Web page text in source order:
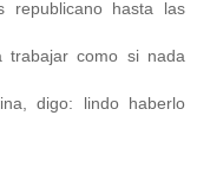
republicano hasta las
trabajar como si nada
digo: lindo haberlo